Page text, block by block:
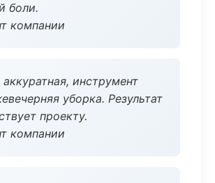
боли.
компании
инструмент
уборка. Результат
проекту.
компании